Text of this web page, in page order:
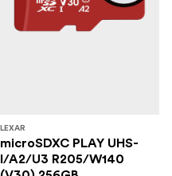
LEXAR
microSDXC PLAY UHS-
I/A2/U3 R205/W140